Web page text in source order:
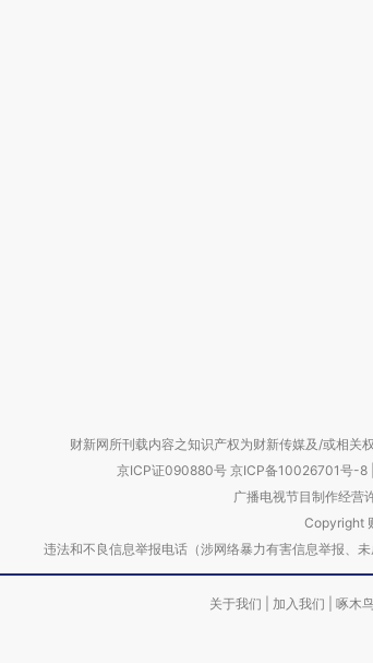
财新网所刊载内容之知识产权为财新传媒及/或相关
京ICP证090880号 京ICP备10026701号-8
广播电视节目制作经营
Copyright
违法和不良信息举报电话（涉网络暴力有害信息举报
关于我们 加入我们 啄木